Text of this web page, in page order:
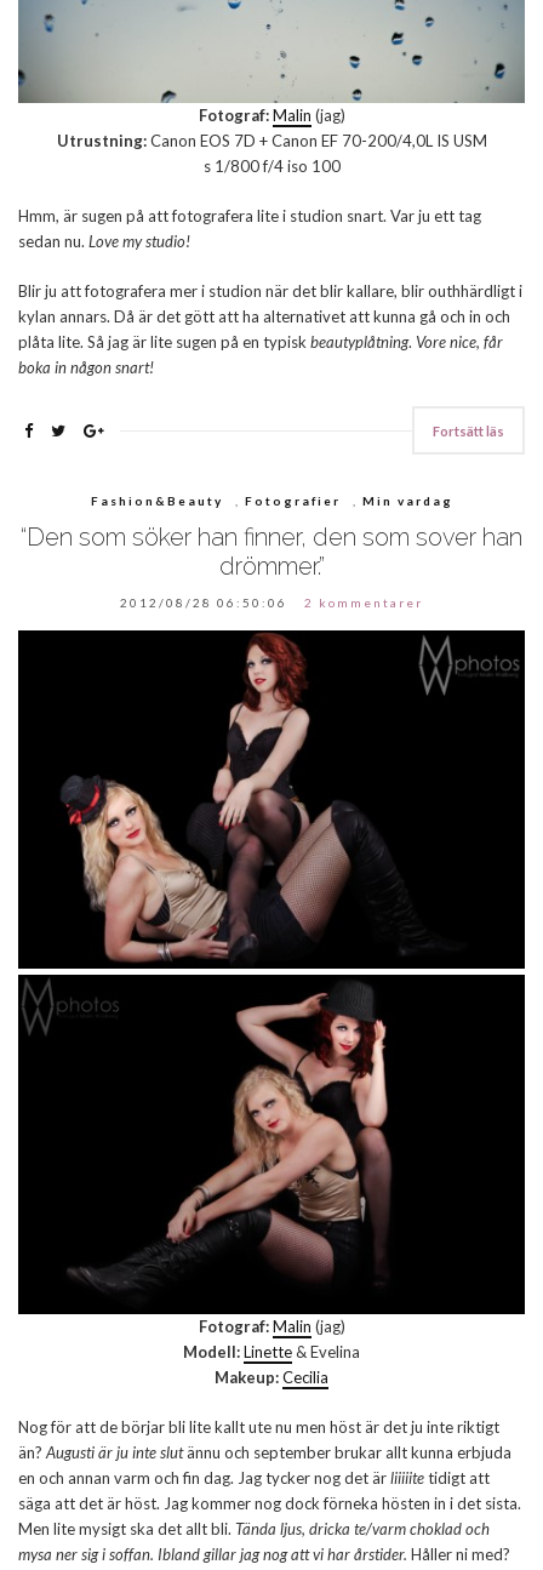
Fotograf:Malin (jag)
Utrustning:Canon EOS 7D + Canon EF 70-200/4,0L IS USM
s 1/800 f/4 iso 100
Hmm, är sugen på att fotografera lite i studion snart. Var ju ett tag
sedan nu. Love my studio!
Blir ju att fotografera mer i studion när det blir kallare, blir outhhärdligt i
kylan annars. Då är det gött att ha alternativet att kunna gå och in och
plåta lite. Så jag är lite sugen på en typisk beautyplåtning. Vore nice, får
boka in någon snart!
Fortsätt läs
Fashion&Beauty Fotografier Min vardag
“Den som söker han finner, den som sover han
drömmer.”
2012/08/28 06:50:06 2 kommentarer
Fotograf:Malin (jag)
Modell:Linette& Evelina
Makeup:Cecilia
Nog för att de börjar bli lite kallt ute nu men höst är det ju inte riktigt
än? Augusti är ju inte slutännu och september brukar allt kunna erbjuda
en och annan varm och fin dag. Jag tycker nog det ärliiiiitetidigt att
säga att det är höst. Jag kommer nog dock förneka hösten in i det sista.
Men lite mysigt ska det allt bli. Tända ljus, dricka te/varm choklad och
mysa ner sig i soffan. Ibland gillar jag nog att vi har årstider. Håller ni med?